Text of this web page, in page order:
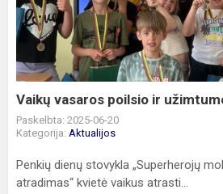
ir
užimtumo
stovykla
Vaikų vasaros poilsio ir
Paskelbta: 2025-06-20
Kategorija: Aktualijos
Penkių dienų stovykla „Superherojų
atradimas“ kvietė vaikus atrasti...